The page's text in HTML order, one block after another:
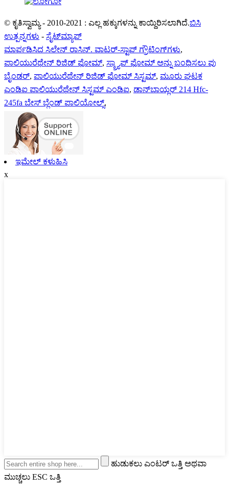
© ಕೃತಿಸ್ವಾಮ್ಯ - 2010-2021 : ಎಲ್ಲ ಹಕ್ಕುಗಳನ್ನು ಕಾಯ್ದಿರಿಸಲಾಗಿದೆ.ಬಿಸಿ
ಉತ್ಪನ್ನಗಳು - ಸೈಟ್‌ಮ್ಯಾಪ್
ಮಾರ್ಪಡಿಸಿದ ಸಿಲೇನ್ ರಾಸಿನ್. ವಾಟರ್-ಸ್ಟಾಪ್ ಗ್ರೌಟಿಂಗ್‌ಗಳು,
ಪಾಲಿಯುರೆಥೇನ್ ರಿಜಿಡ್ ಫೋಮ್, ಸ್ಕ್ರ್ಯಾಪ್ ಫೋಮ್ ಅನ್ನು ಬಂಧಿಸಲು ಪು
ಬೈಂಡರ್, ಪಾಲಿಯುರೆಥೇನ್ ರಿಜಿಡ್ ಫೋಮ್ ಸಿಸ್ಟಮ್, ಮೂರು ಘಟಕ
ಎಂಡಿಐ ಪಾಲಿಯುರೆಥೇನ್ ಸಿಸ್ಟಮ್ ಎಂಡಿಐ, ಡಾನ್‌ಬಾಯ್ಲರ್ 214 Hfc-
245fa ಬೇಸ್ ಬ್ಲೆಂಡ್ ಪಾಲಿಯೋಲ್ಸ್,
ಇಮೇಲ್ ಕಳುಹಿಸಿ
x
ಹುಡುಕಲು ಎಂಟರ್ ಒತ್ತಿ ಅಥವಾ
ಮುಚ್ಚಲು ESC ಒತ್ತಿ